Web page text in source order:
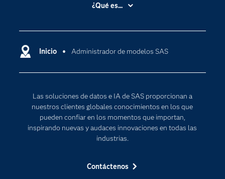
Inicio Administrador de modelos SAS
Las soluciones de datos e IA de SAS proporcionan a
nuestros clientes globales conocimientos en los que
pueden confiar en los momentos que importan,
inspirando nuevas y audaces innovaciones en todas las
industrias.
Contáctenos
Compañía
Comunidades
Documentación
Estudiantes
Eventos
Industrias
¿Qué es...
Cloud Computing